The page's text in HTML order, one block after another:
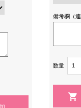
備考欄（
数量